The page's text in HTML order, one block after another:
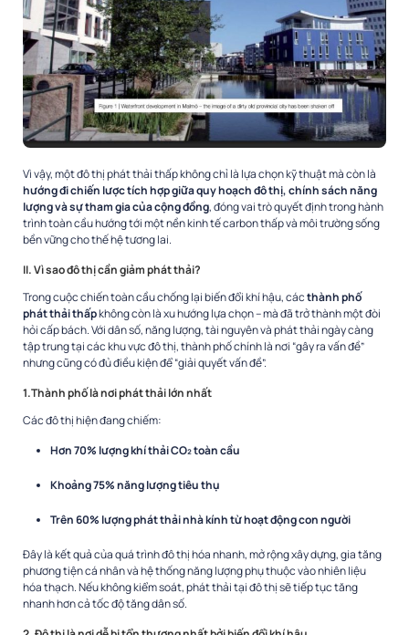
Vì vậy, một đô thị phát thải thấp không chỉ là lựa chọn kỹ thuật mà còn là
hướng đi chiến lược tích hợp giữa quy hoạch đô thị, chính sách năng
lượng và sự tham gia của cộng đồng, đóng vai trò quyết định trong hành
trình toàn cầu hướng tới một nền kinh tế carbon thấp và môi trường sống
bền vững cho thế hệ tương lai.
II. Vì sao đô thị cần giảm phát thải?
Trong cuộc chiến toàn cầu chống lại biến đổi khí hậu, cácthành phố
phát thải thấpkhông còn là xu hướng lựa chọn – mà đã trở thành một đòi
hỏi cấp bách. Với dân số, năng lượng, tài nguyên và phát thải ngày càng
tập trung tại các khu vực đô thị, thành phố chính là nơi “gây ra vấn đề”
nhưng cũng có đủ điều kiện để “giải quyết vấn đề”.
1.Thành phố là nơi phát thải lớn nhất
Các đô thị hiện đang chiếm:
Hơn 70% lượng khí thải CO₂ toàn cầu
Khoảng 75% năng lượng tiêu thụ
Trên 60% lượng phát thải nhà kính từ hoạt động con người
Đây là kết quả của quá trình đô thị hóa nhanh, mở rộng xây dựng, gia tăng
phương tiện cá nhân và hệ thống năng lượng phụ thuộc vào nhiên liệu
hóa thạch. Nếu không kiểm soát, phát thải tại đô thị sẽ tiếp tục tăng
nhanh hơn cả tốc độ tăng dân số.